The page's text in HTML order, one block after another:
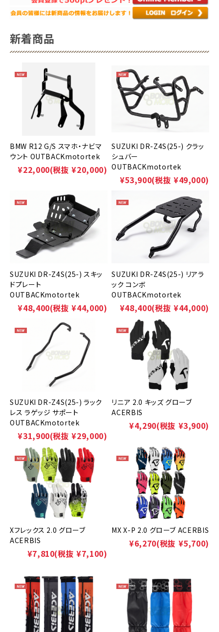
新着商品
BMW R12 G/S スマホ・ナビマ
ウント OUTBACKmotortek
¥22,000(税抜 ¥20,000)
SUZUKI DR-Z4S(25-) クラッ
シュバー
OUTBACKmotortek
¥53,900(税抜 ¥49,000)
SUZUKI DR-Z4S(25-) スキッ
ドプレート
OUTBACKmotortek
¥48,400(税抜 ¥44,000)
SUZUKI DR-Z4S(25-) リアラ
ック コンボ
OUTBACKmotortek
¥48,400(税抜 ¥44,000)
SUZUKI DR-Z4S(25-) ラック
レス ラゲッジ サポート
OUTBACKmotortek
¥31,900(税抜 ¥29,000)
リニア 2.0 キッズ グローブ
ACERBIS
¥4,290(税抜 ¥3,900)
Xフレックス 2.0 グローブ
ACERBIS
¥7,810(税抜 ¥7,100)
MX X-P 2.0 グローブ ACERBIS
¥6,270(税抜 ¥5,700)